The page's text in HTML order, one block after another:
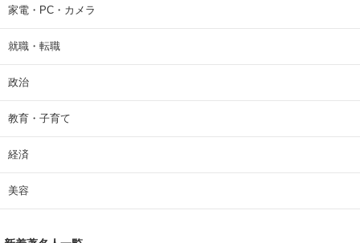
家電・PC・カメラ
就職・転職
政治
教育・子育て
経済
美容